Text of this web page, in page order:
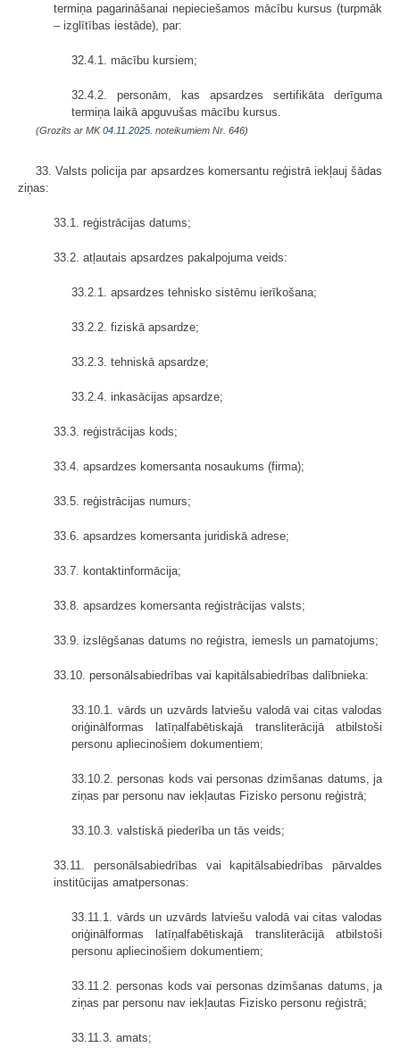
termiņa pagarināšanai nepieciešamos mācību kursus (turpmāk
– izglītības iestāde), par:
32.4.1. mācību kursiem;
32.4.2. personām, kas apsardzes sertifikāta derīguma
termiņa laikā apguvušas mācību kursus.
(Grozīts ar MK04.11.2025. noteikumiem Nr. 646)
33. Valsts policija par apsardzes komersantu reģistrā iekļauj šādas
ziņas:
33.1. reģistrācijas datums;
33.2. atļautais apsardzes pakalpojuma veids:
33.2.1. apsardzes tehnisko sistēmu ierīkošana;
33.2.2. fiziskā apsardze;
33.2.3. tehniskā apsardze;
33.2.4. inkasācijas apsardze;
33.3. reģistrācijas kods;
33.4. apsardzes komersanta nosaukums (firma);
33.5. reģistrācijas numurs;
33.6. apsardzes komersanta juridiskā adrese;
33.7. kontaktinformācija;
33.8. apsardzes komersanta reģistrācijas valsts;
33.9. izslēgšanas datums no reģistra, iemesls un pamatojums;
33.10. personālsabiedrības vai kapitālsabiedrības dalībnieka:
33.10.1. vārds un uzvārds latviešu valodā vai citas valodas
oriģinālformas latīņalfabētiskajā transliterācijā atbilstoši
personu apliecinošiem dokumentiem;
33.10.2. personas kods vai personas dzimšanas datums, ja
ziņas par personu nav iekļautas Fizisko personu reģistrā;
33.10.3. valstiskā piederība un tās veids;
33.11. personālsabiedrības vai kapitālsabiedrības pārvaldes
institūcijas amatpersonas:
33.11.1. vārds un uzvārds latviešu valodā vai citas valodas
oriģinālformas latīņalfabētiskajā transliterācijā atbilstoši
personu apliecinošiem dokumentiem;
33.11.2. personas kods vai personas dzimšanas datums, ja
ziņas par personu nav iekļautas Fizisko personu reģistrā;
33.11.3. amats;